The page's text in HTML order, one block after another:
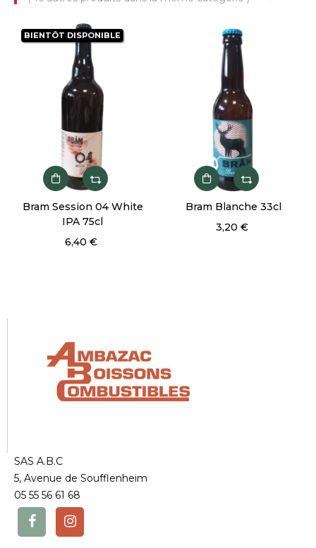
BIENTÔT DISPONIBLE
Bram Session 04 White
IPA 75cl
6,40 €
Bram Blanche 33cl
3,20 €
SAS A.B.C
5, Avenue de Soufflenheim
05 55 56 61 68